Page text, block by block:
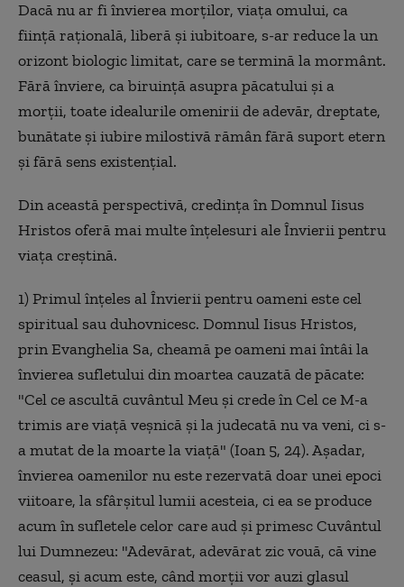
Dacă nu ar fi învierea morţilor, viaţa omului, ca
fiinţă raţională, liberă şi iubitoare, s-ar reduce la un
orizont biologic limitat, care se termină la mormânt.
Fără înviere, ca biruinţă asupra păcatului şi a
morţii, toate idealurile omenirii de adevăr, dreptate,
bunătate şi iubire milostivă rămân fără suport etern
şi fără sens existenţial.
Din această perspectivă, credinţa în Domnul Iisus
Hristos oferă mai multe înţelesuri ale Învierii pentru
viaţa creştină.
1) Primul înţeles al Învierii pentru oameni este cel
spiritual sau duhovnicesc. Domnul Iisus Hristos,
prin Evanghelia Sa, cheamă pe oameni mai întâi la
învierea sufletului din moartea cauzată de păcate:
"Cel ce ascultă cuvântul Meu şi crede în Cel ce M-a
trimis are viaţă veşnică şi la judecată nu va veni, ci s-
a mutat de la moarte la viaţă" (Ioan 5, 24). Aşadar,
învierea oamenilor nu este rezervată doar unei epoci
viitoare, la sfârşitul lumii acesteia, ci ea se produce
acum în sufletele celor care aud şi primesc Cuvântul
lui Dumnezeu: "Adevărat, adevărat zic vouă, că vine
ceasul, şi acum este, când morţii vor auzi glasul